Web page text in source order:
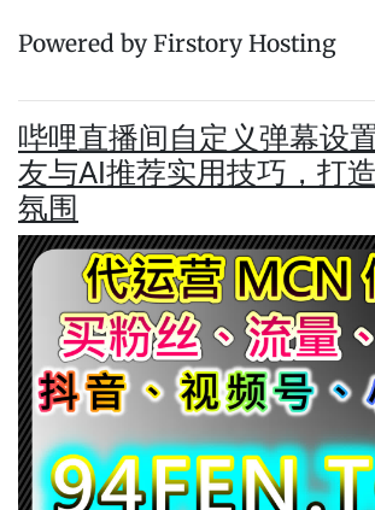
Powered by Firstory Hosting
哔哩直播间自定义弹幕设
友与AI推荐实用技巧，打
氛围